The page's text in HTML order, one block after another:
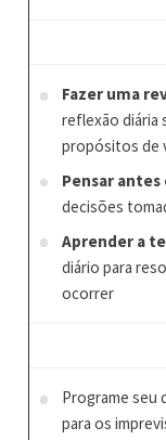
Fazer uma
reflexão diária
propósitos de
Pensar
decisões
Aprender a
diário para
ocorrer
Programe seu
para os